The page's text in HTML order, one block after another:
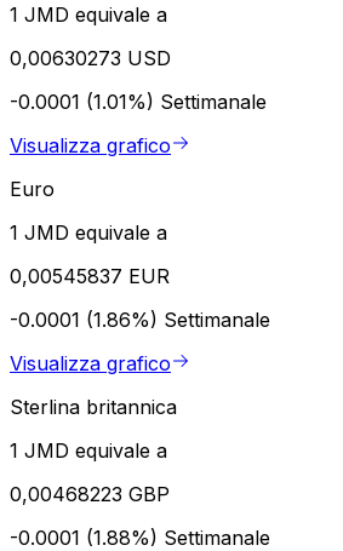
1 JMD equivale a
0,00630273 USD
-0.0001 (1.01%) Settimanale
Visualizza grafico
Euro
1 JMD equivale a
0,00545837 EUR
-0.0001 (1.86%) Settimanale
Visualizza grafico
Sterlina britannica
1 JMD equivale a
0,00468223 GBP
-0.0001 (1.88%) Settimanale